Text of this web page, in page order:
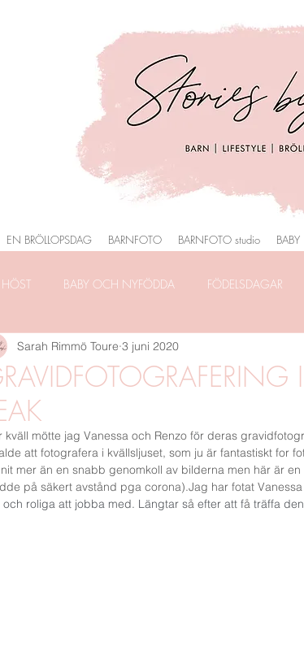
HÖST BABY OCH NYFÖDDA FÖDELSDAGAR
FAMILJEFOTOGRAFERING
GRAVIDFOTO
BRÖLLOP VINTER WORKSHOPS
Sarah Rimmö Toure 3 juni 2020
kväll mötte jag Vanessa och Renzo för deras
att fotografera i kvällsljuset, som ju är fantastiskt for
mer än en snabb genomkoll av bilderna men här är en
på säkert avstånd pga corona).Jag har fotat
och roliga att jobba med. Längtar så efter att få träffa
EN BRÖLLOPSDAG BARNFOTO BARNFOTO studio BABY